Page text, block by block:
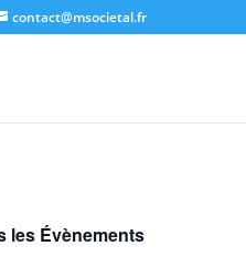
contact@msocietal.fr
les Évènements